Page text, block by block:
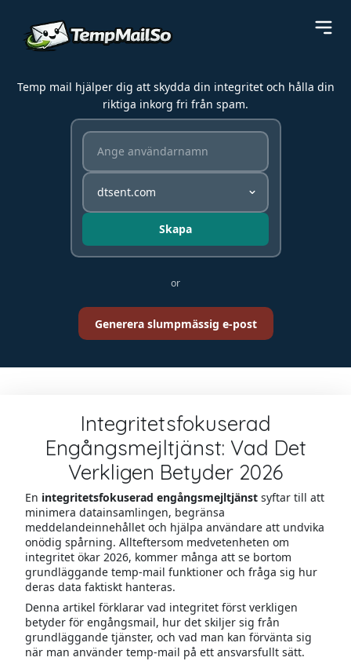
Temp mail hjälper dig att skydda din integritet och hålla din
riktiga inkorg fri från spam.
Skapa
or
Generera slumpmässig e-post
Integritetsfokuserad
Engångsmejltjänst: Vad Det
Verkligen Betyder 2026
En integritetsfokuserad engångsmejltjänstsyftar till att
minimera datainsamlingen, begränsa
meddelandeinnehållet och hjälpa användare att undvika
onödig spårning. Allteftersom medvetenheten om
integritet ökar 2026, kommer många att se bortom
grundläggande temp-mail funktioner och fråga sig hur
deras data faktiskt hanteras.
Denna artikel förklarar vad integritet först verkligen
betyder för engångsmail, hur det skiljer sig från
grundläggande tjänster, och vad man kan förvänta sig
när man använder temp-mail på ett ansvarsfullt sätt.